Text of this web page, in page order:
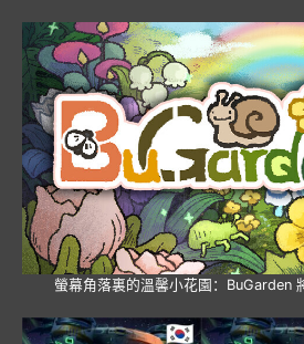
螢幕角落裏的溫馨小花園：BuGarden